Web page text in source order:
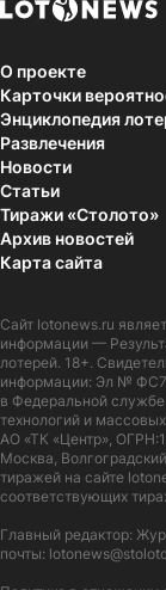
О проекте
Карточки
Энциклопедия
Развлечения
Новости
Статьи
Тиражи «Столото»
Архив новостей
Карта сайта
Сайт lotonews.ru
информации —
лотерей. 18+.
информации: Эл №
в Федеральной
технологий и
АО «ТК «Центр»,
Москва,
тиражей на сайте
соответствующих
Главный редактор:
почты: